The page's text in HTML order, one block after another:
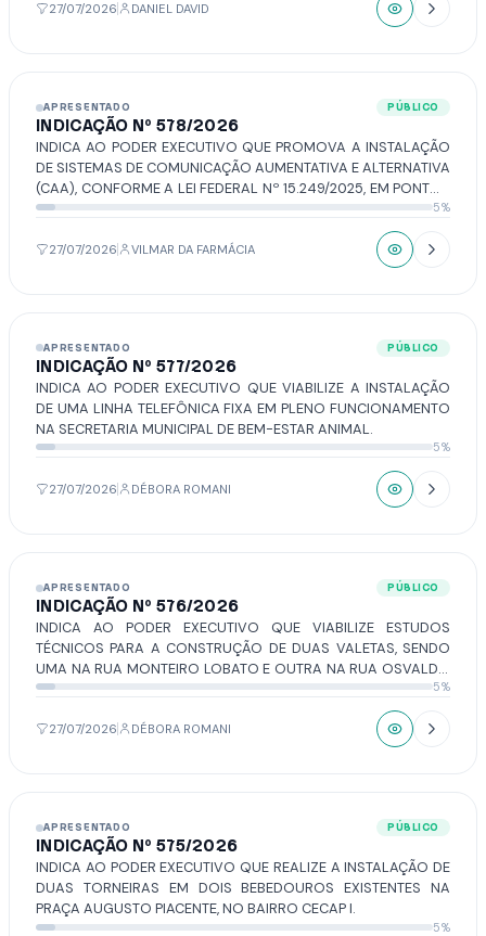
27/07/2026 DANIEL DAVID
APRESENTADO PÚBLICO
INDICAÇÃO Nº 578/2026
INDICA AO PODER EXECUTIVO QUE PROMOVA A INSTALAÇÃO
DE SISTEMAS DE COMUNICAÇÃO AUMENTATIVA E ALTERNATIVA
(CAA), CONFORME A LEI FEDERAL Nº 15.249/2025, EM PONTOS
DE GRANDE FLUXO DE CRIANÇAS NO MUNICÍPIO.
5%
27/07/2026 VILMAR DA FARMÁCIA
APRESENTADO PÚBLICO
INDICAÇÃO Nº 577/2026
INDICA AO PODER EXECUTIVO QUE VIABILIZE A INSTALAÇÃO
DE UMA LINHA TELEFÔNICA FIXA EM PLENO FUNCIONAMENTO
NA SECRETARIA MUNICIPAL DE BEM-ESTAR ANIMAL.
5%
27/07/2026 DÉBORA ROMANI
APRESENTADO PÚBLICO
INDICAÇÃO Nº 576/2026
INDICA AO PODER EXECUTIVO QUE VIABILIZE ESTUDOS
TÉCNICOS PARA A CONSTRUÇÃO DE DUAS VALETAS, SENDO
UMA NA RUA MONTEIRO LOBATO E OUTRA NA RUA OSVALDO
CRUZ, AMBAS SITUADAS NO BAIRRO CECAP I.
5%
27/07/2026 DÉBORA ROMANI
APRESENTADO PÚBLICO
INDICAÇÃO Nº 575/2026
INDICA AO PODER EXECUTIVO QUE REALIZE A INSTALAÇÃO DE
DUAS TORNEIRAS EM DOIS BEBEDOUROS EXISTENTES NA
PRAÇA AUGUSTO PIACENTE, NO BAIRRO CECAP I.
5%